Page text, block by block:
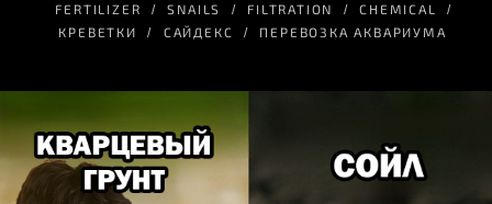
FERTILIZER
SNAILS FILTRATION
CHEMICAL
КРЕВЕТКИ
САЙДЕКС ПЕРЕВОЗКА АКВАРИУМА